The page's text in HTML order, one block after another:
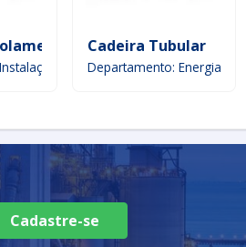
Acústico
Cadeira Tubular
Departamento: Energia
Cadastre-se